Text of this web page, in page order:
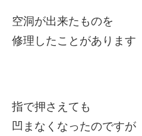
空洞が出来たものを
修理したことがあります
指で押さえても
凹まなくなったのですが